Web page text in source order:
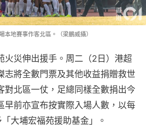
本地賽事作客北區。（梁鵬威攝）
火災伸出援手。周二（2日）港超
志將全數門票及其他收益捐贈救世
對北區一仗，足總同樣全數捐出今
早前亦宣布按實際入場人數，以每
大埔宏福苑援助基金」。